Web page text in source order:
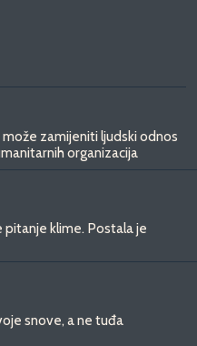
zamijeniti ljudski odnos
organizacija
pitanje klime. Postala je
snove, a ne tuđa